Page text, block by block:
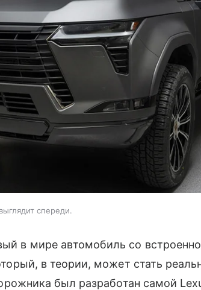
спереди.
в мире автомобиль со
в теории, может стать
был разработан самой